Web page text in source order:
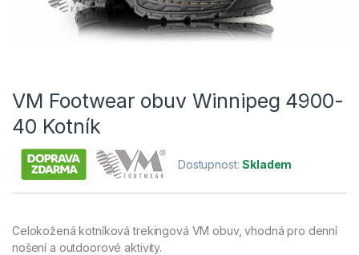
VM Footwear obuv Winnipeg 4900-
40 Kotník
Dostupnost:Skladem
Celokožená kotníková trekingová VM obuv, vhodná pro denní
nošení a outdoorové aktivity.